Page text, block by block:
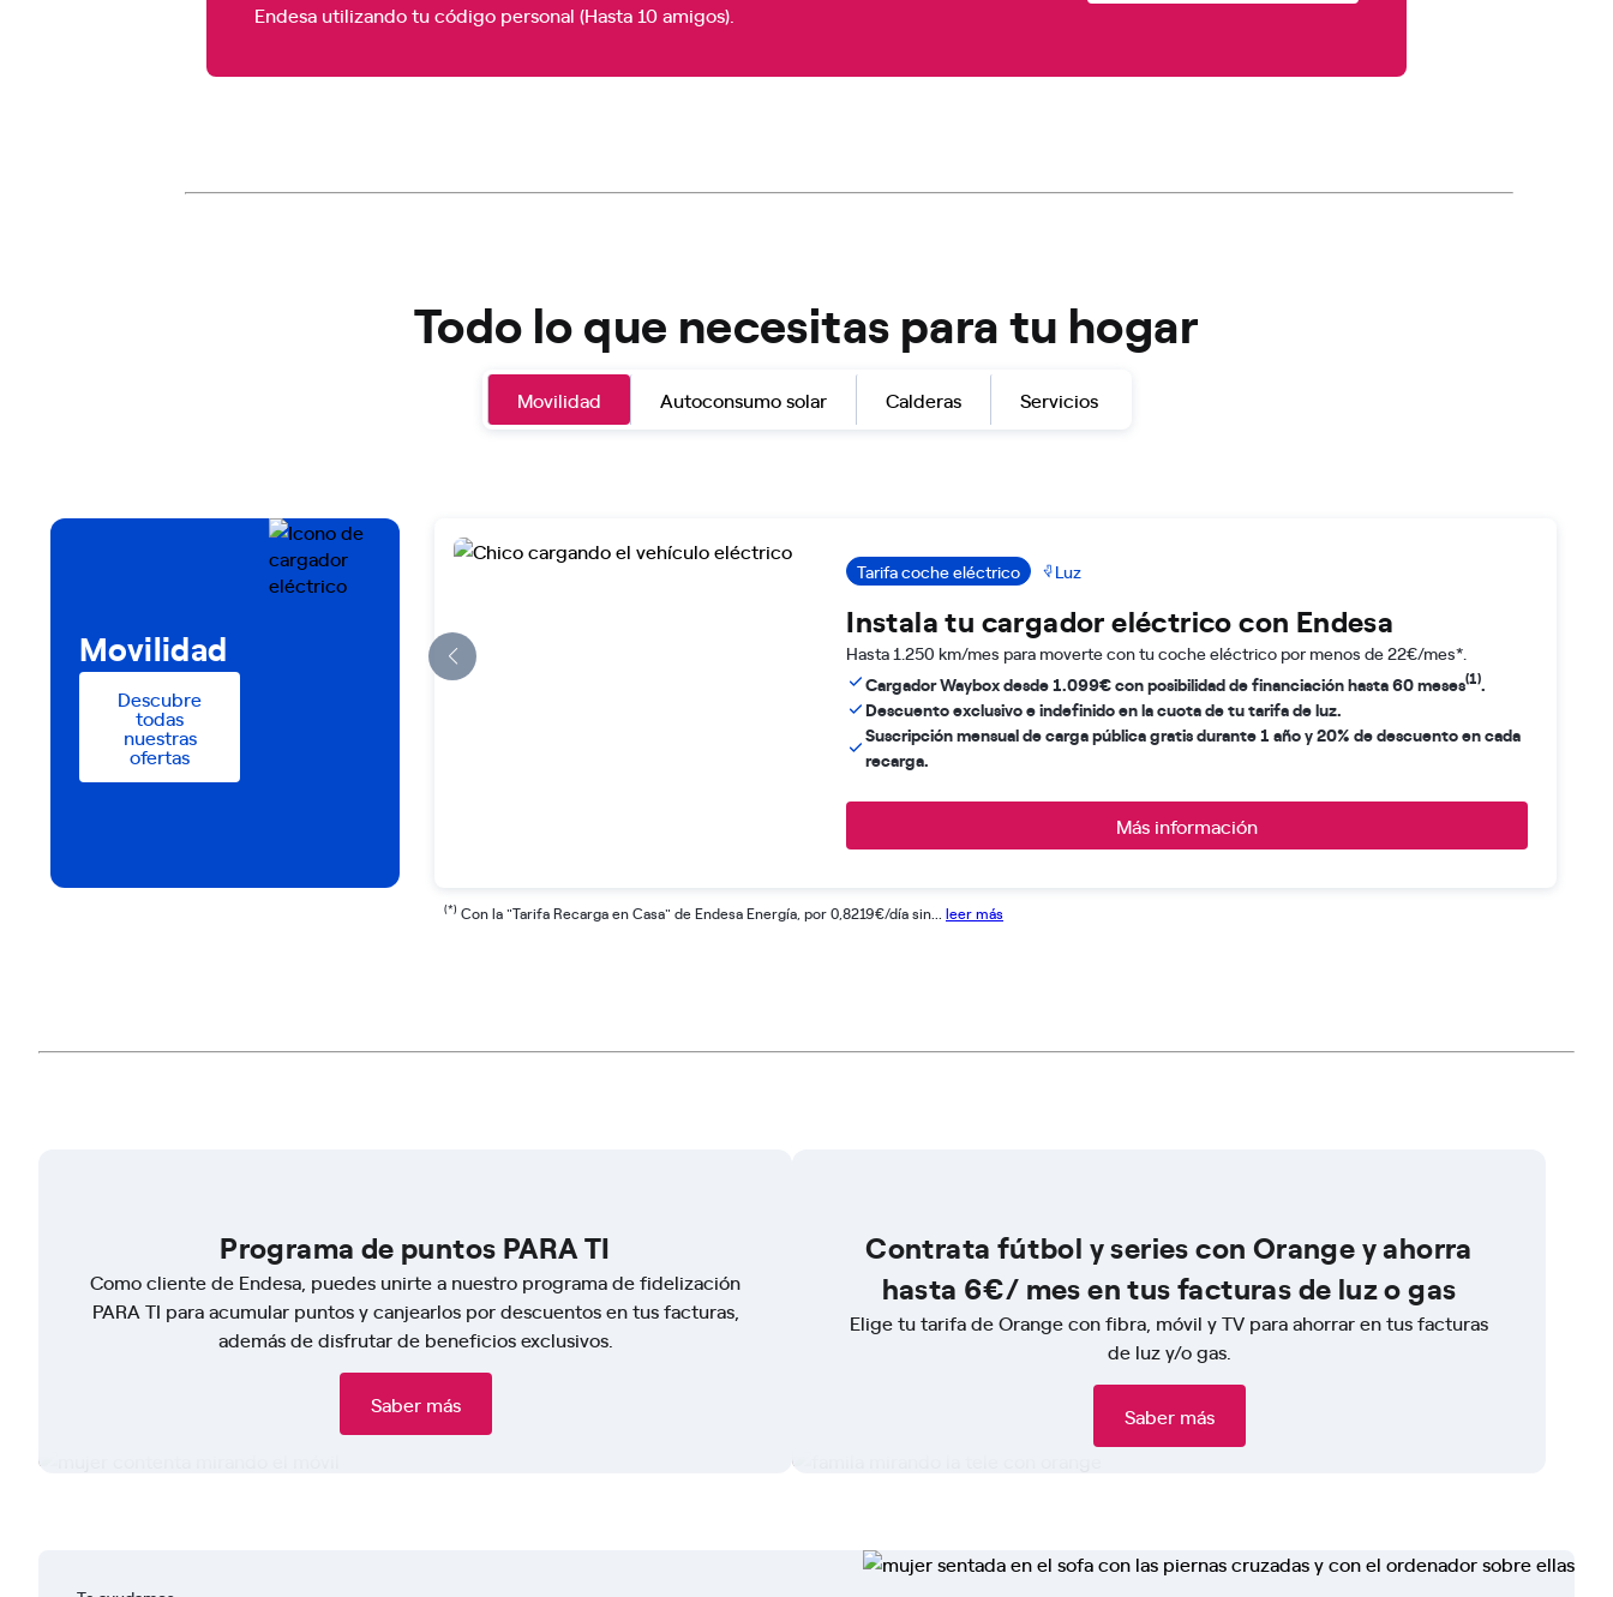
Endesa utilizando tu código personal (Hasta 10 amigos).
Todo lo que necesitas para tu hogar
Movilidad Autoconsumo solar Calderas Servicios
Movilidad
Descubre
todas
nuestras
ofertas
Tarifa coche eléctrico Luz
Instala tu cargador eléctrico con Endesa
Hasta 1.250 km/mes para moverte con tu coche eléctrico por menos de 22€/mes*.
Cargador Waybox desde 1.099€ con posibilidad de financiación hasta 60 meses(1).
Descuento exclusivo e indefinido en la cuota de tu tarifa de luz.
Suscripción mensual de carga pública gratis durante 1 año y 20% de descuento en cada
recarga.
Más información
(*) Con la "Tarifa Recarga en Casa" de Endesa Energía, por 0,8219€/día sin... leer más
Programa de puntos PARA TI
Como cliente de Endesa, puedes unirte a nuestro programa de fidelización
PARA TI para acumular puntos y canjearlos por descuentos en tus facturas,
además de disfrutar de beneficios exclusivos.
Saber más
Contrata fútbol y series con Orange y ahorra
hasta 6€/ mes en tus facturas de luz o gas
Elige tu tarifa de Orange con fibra, móvil y TV para ahorrar en tus facturas
de luz y/o gas.
Saber más